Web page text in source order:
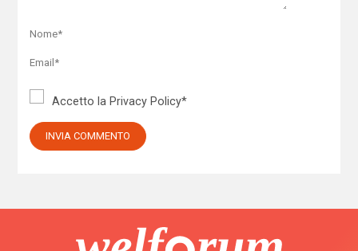
Accetto la Privacy Policy*